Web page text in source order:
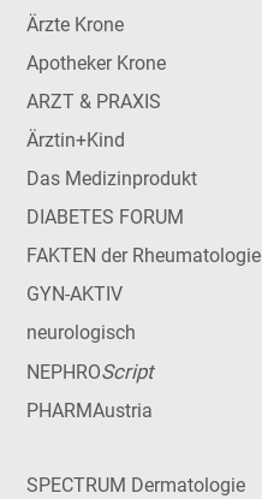
Ärzte Krone
Apotheker Krone
ARZT & PRAXIS
Ärztin+Kind
Das Medizinprodukt
DIABETES FORUM
FAKTEN der Rheumatologie
GYN-AKTIV
neurologisch
NEPHROScript
PHARMAustria
SPECTRUM Dermatologie